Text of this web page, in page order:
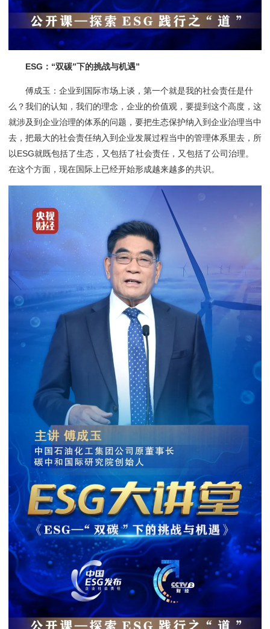
ESG：“双碳”下的挑战与机遇”
傅成玉：企业到国际市场上谈，第一个就是我的社会责任是什
么？我们的认知，我们的理念，企业的价值观，要提到这个高度，这
就涉及到企业治理的体系的问题，要把生态保护纳入到企业治理当中
去，把最大的社会责任纳入到企业发展过程当中的管理体系里去，所
以ESG就既包括了生态，又包括了社会责任，又包括了公司治理。
在这个方面，现在国际上已经开始形成越来越多的共识。